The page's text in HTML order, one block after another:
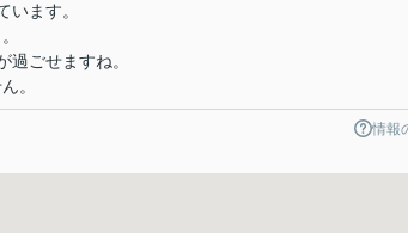
ます。
ごせますね。
。
情報